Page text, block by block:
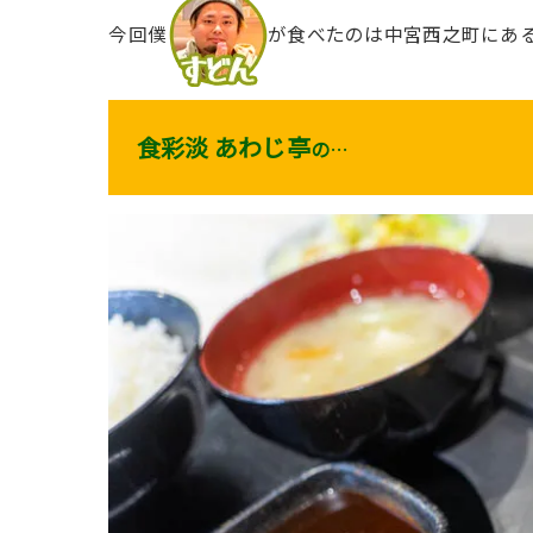
今回僕 が食べたのは中宮西之町に
食彩淡 あわじ亭の…